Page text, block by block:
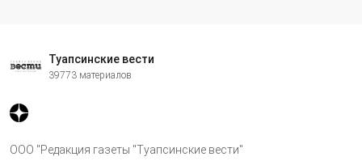
Туапсинские вести
39773 материалов
ООО "Редакция газеты "Туапсинские вести"